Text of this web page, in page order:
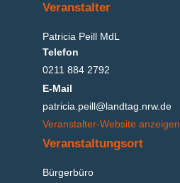
Veranstaltungsort
Bürgerbüro
Veranstalter
Patricia Peill MdL
Telefon
0211 884 2792
E-Mail
patricia.peill@landtag.nrw.de
Veranstalter-Website anzeigen